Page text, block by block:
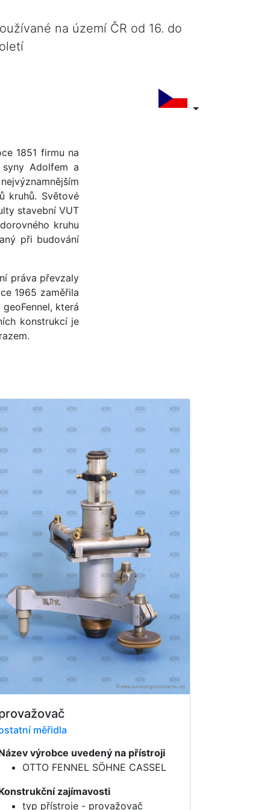
na území ČR od 16. do
1851 firmu na
Adolfem a
kruhů. Světové
stavební VUT
kruhu
při budování
práva převzaly
1965 zaměřila
která
konstrukcí je
měřidla
výrobce uvedený na přístroji
OTTO FENNEL SÖHNE CASSEL
zajímavosti
typ přístroje - provažovač